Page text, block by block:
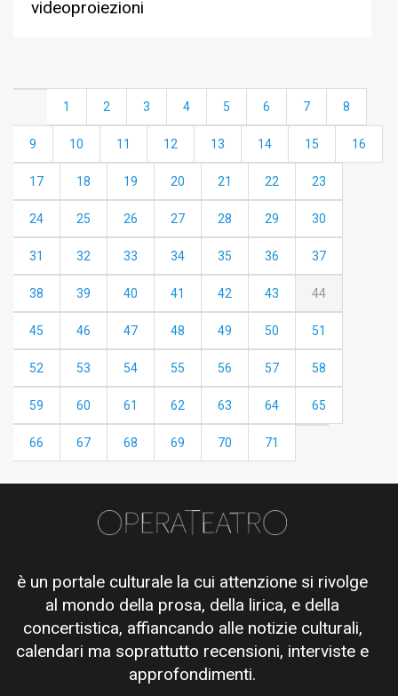
videoproiezioni
1 2 3 4 5 6 7 8
9 10 11 12 13 14 15 16
17 18 19 20 21 22 23
24 25 26 27 28 29 30
31 32 33 34 35 36 37
38 39 40 41 42 43 44
45 46 47 48 49 50 51
52 53 54 55 56 57 58
59 60 61 62 63 64 65
66 67 68 69 70 71
è un portale culturale la cui attenzione si rivolge
al mondo della prosa, della lirica, e della
concertistica, affiancando alle notizie culturali,
calendari ma soprattutto recensioni, interviste e
approfondimenti.